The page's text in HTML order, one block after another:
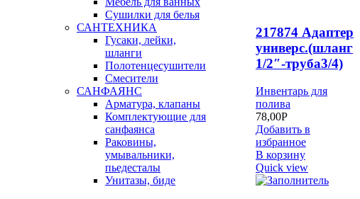
Сушилки для белья
САНТЕХНИКА
Гусаки, лейки,
шланги
Полотенцесушители
Смесители
САНФАЯНС
Арматура, клапаны
Комплектующие для
санфаянса
Раковины,
умывальники,
пьедесталы
Унитазы, биде
217874 Адаптер
универс.(шланг
1/2″-труба3/4)
Инвентарь для
полива
78,00Р
Добавить в
избранное
В корзину
Quick view